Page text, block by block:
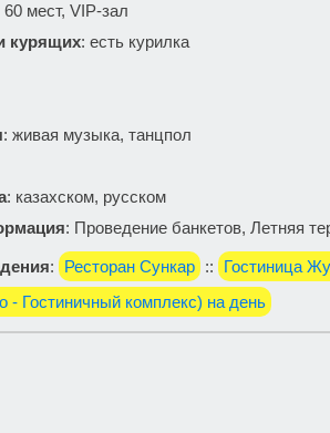
60 мест, VIP-зал
курящих: есть курилка
: живая музыка, танцпол
: казахском, русском
: Проведение банкетов, Летняя
: Ресторан Сункар :: Гостиница
- Гостиничный комплекс) на день